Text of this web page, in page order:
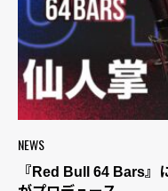
NEWS
『Red Bull 64 Bars